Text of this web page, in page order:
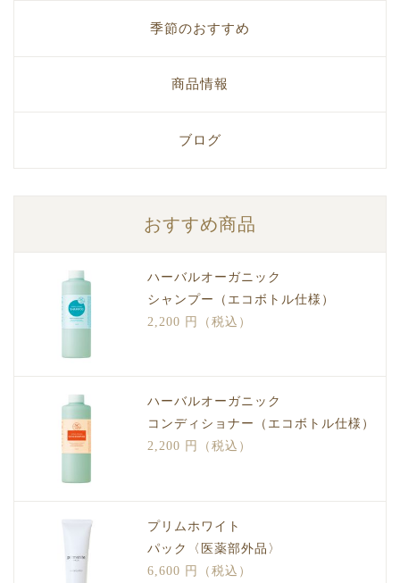
季節のおすすめ
商品情報
ブログ
おすすめ商品
ハーバルオーガニック
シャンプー（エコボトル仕様）
2,200 円（税込）
ハーバルオーガニック
コンディショナー（エコボトル仕様）
2,200 円（税込）
プリムホワイト
パック〈医薬部外品〉
6,600 円（税込）